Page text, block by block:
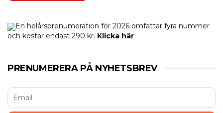
En helårsprenumeration för 2026 omfattar fyra nummer
och kostar endast 290 kr. Klicka här
PRENUMERERA PÅ NYHETSBREV